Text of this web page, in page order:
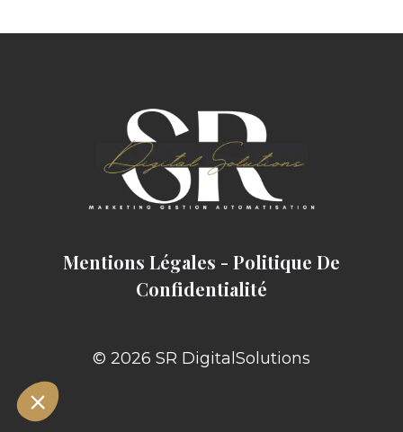
Mentions Légales - Politique De
Confidentialité
© 2026 SR DigitalSolutions